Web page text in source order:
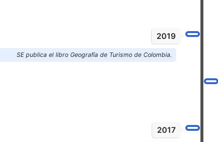
2019
SE publica el libro Geografía de Turismo de Colombia.
2017